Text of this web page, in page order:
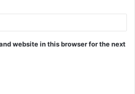
website in this browser for the next